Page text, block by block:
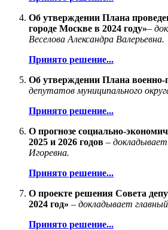
Об утверждении Плана
городе Москве в 2024 году»–
Веселова Александра Валерьевна.
Принято решение...
Об утверждении Плана военно-
депутатов муниципального
Принято решение...
О прогнозе социально-
2025 и 2026 годов –
Игоревна.
Принято решение...
О проекте решения Совета
2024 год» – докладывает
Принято решение...